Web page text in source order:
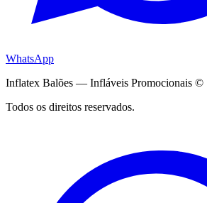
WhatsApp
Inflatex Balões — Infláveis Promocionais ©
Todos os direitos reservados.